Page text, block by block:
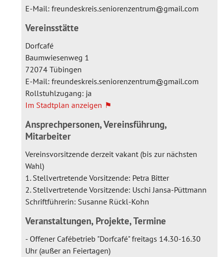
E-Mail: freundeskreis.seniorenzentrum gmail.com
Vereinsstätte
Dorfcafé
Baumwiesenweg 1
72074 Tübingen
E-Mail: freundeskreis.seniorenzentrum
gmail.com
Rollstuhlzugang: ja
Im Stadtplan anzeigen
Ansprechpersonen, Vereinsführung,
Mitarbeiter
Vereinsvorsitzende derzeit vakant (bis zur nächsten
Wahl)
1. Stellvertretende Vorsitzende: Petra Bitter
2. Stellvertretende Vorsitzende: Uschi Jansa-Püttmann
Schriftführerin: Susanne Rückl-Kohn
Veranstaltungen, Projekte, Termine
- Offener Cafébetrieb "Dorfcafé" freitags 14.30-16.30
Uhr (außer an Feiertagen)